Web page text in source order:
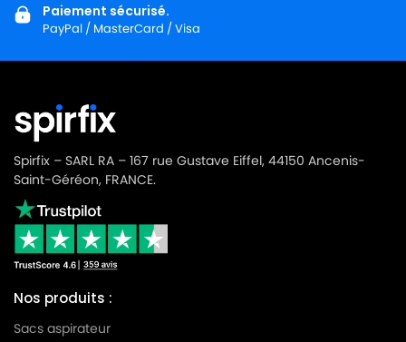
MIELE
MIELE ALLERVAC HEPA PLUS
MIELE
MIELE ALLERVAC S700
MIELE
MIELE ALLERVAC S800
MIELE
MIELE ALLERVAC SENSOR
MIELE
MIELE ALLERVAC SENSOR 2000
MIELE
MIELE ALU LIMITED EDITION
Paiement sécurisé.
PayPal / MasterCard / Visa
Spirfix – SARL RA – 167 rue Gustave Eiffel, 44150 Ancenis-
Saint-Géréon, FRANCE.
Nos produits :
Sacs aspirateur